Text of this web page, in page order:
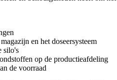
en het doseersysteem
silo's
op de productieafdeling
de voorraad